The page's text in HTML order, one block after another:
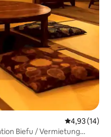
4,93 (14)
Biefu / Vermietung